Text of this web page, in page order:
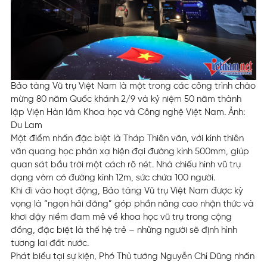
Bảo tàng Vũ trụ Việt Nam là một trong các công trình chào
mừng 80 năm Quốc khánh 2/9 và kỷ niệm 50 năm thành
lập Viện Hàn lâm Khoa học và Công nghệ Việt Nam. Ảnh:
Du Lam
Một điểm nhấn đặc biệt là Tháp Thiên văn, với kính thiên
văn quang học phản xạ hiện đại đường kính 500mm, giúp
quan sát bầu trời một cách rõ nét. Nhà chiếu hình vũ trụ
dạng vòm có đường kính 12m, sức chứa 100 người.
Khi đi vào hoạt động, Bảo tàng Vũ trụ Việt Nam được kỳ
vọng là “ngọn hải đăng” góp phần nâng cao nhận thức và
khơi dậy niềm đam mê về khoa học vũ trụ trong cộng
đồng, đặc biệt là thế hệ trẻ – những người sẽ định hình
tương lai đất nước.
Phát biểu tại sự kiện, Phó Thủ tướng Nguyễn Chí Dũng nhấn